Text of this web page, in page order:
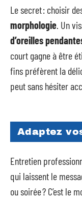
Le secret : choisir
morphologie. Un
d’oreilles
court gagne à être
fins préfèrent la
peut sans hésiter
Adaptez
Entretien
qui laissent le
ou soirée ? C’est le